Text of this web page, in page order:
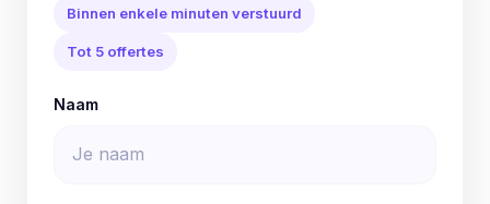
Binnen enkele minuten verstuurd
Tot 5 offertes
Naam